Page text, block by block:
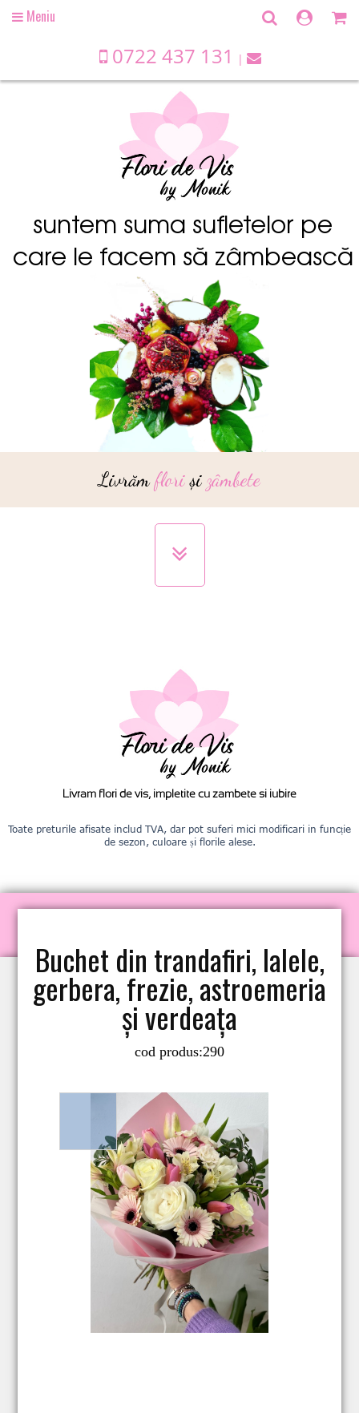
suntem suma sufletelor pe
care le facem să zâmbească
Livrămfloriși zâmbete
OpenMeniu
0722 437 131
Livram flori de vis, impletite cu zambete si iubire
Toate preturile afisate includ TVA, dar pot suferi mici modificari in funcție
de sezon, culoare și florile alese.
Buchet din trandafiri, lalele,
gerbera, frezie, astroemeria
și verdeața
cod produs:290